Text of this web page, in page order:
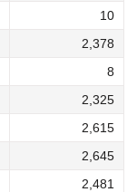
10
2,378
8
2,325
2,615
2,645
2,481